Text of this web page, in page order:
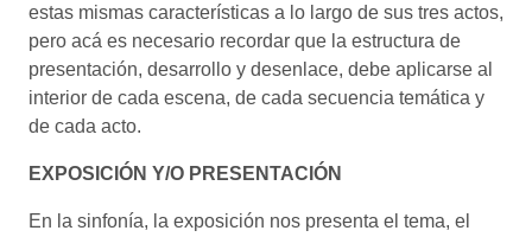
estas mismas características a lo largo de sus tres actos,
pero acá es necesario recordar que la estructura de
presentación, desarrollo y desenlace, debe aplicarse al
interior de cada escena, de cada secuencia temática y
de cada acto.
EXPOSICIÓN Y/O PRESENTACIÓN
En la sinfonía, la exposición nos presenta el tema, el